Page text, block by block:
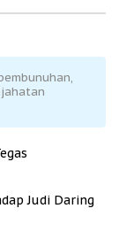
Judi Daring